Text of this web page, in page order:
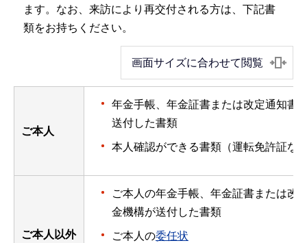
ます。なお、来訪により再交付される方は、下記書
類をお持ちください。
画面サイズに合わせて閲覧
ご本人
年金手帳、年金証書または改定通知書
送付した書類
本人確認ができる書類（運転免許証な
ご本人以外
ご本人の年金手帳、年金証書または改
金機構が送付した書類
ご本人の委任状